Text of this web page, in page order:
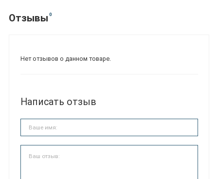
Отзывы 0
Нет отзывов о данном товаре.
Написать отзыв